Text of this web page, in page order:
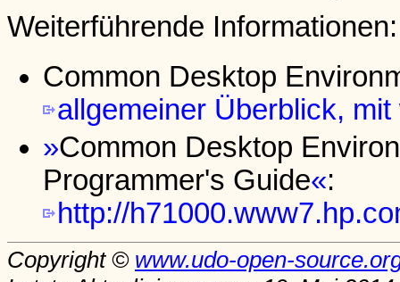
Weiterführende Informationen:
Common Desktop
allgemeiner Überblick,
Common Desktop
Programmer's Guide
:
http://
Copyright © www.udo-open-